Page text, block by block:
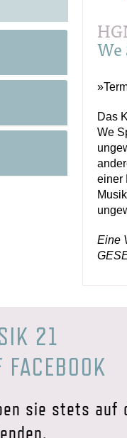
Das
We
einer
Eine
21
FACEBOOK
sie stets auf